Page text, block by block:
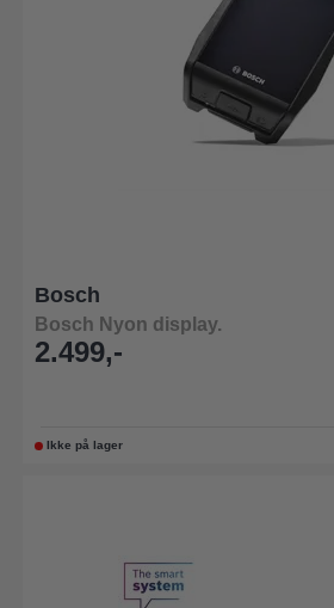
Bosch
Bosch Nyon display.
2.499,-
Ikke på lager